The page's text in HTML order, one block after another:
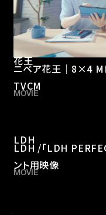
花王
ニベア花王｜8×4
TVCM
MOVIE
LDH
LDH /「LDH
ント用映像
MOVIE